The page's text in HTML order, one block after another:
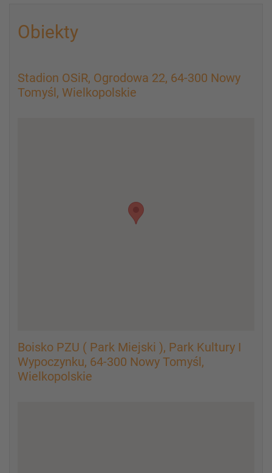
Obiekty
Stadion OSiR, Ogrodowa 22, 64-300 Nowy
Tomyśl, Wielkopolskie
Boisko PZU ( Park Miejski ), Park Kultury I
Wypoczynku, 64-300 Nowy Tomyśl,
Wielkopolskie